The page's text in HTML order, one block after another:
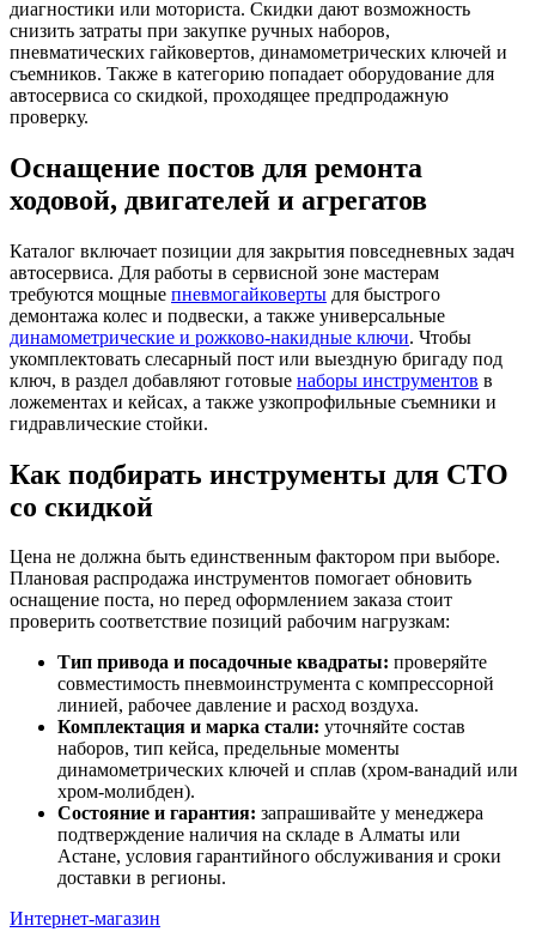
диагностики или моториста. Скидки дают возможность
снизить затраты при закупке ручных наборов,
пневматических гайковертов, динамометрических ключей и
съемников. Также в категорию попадает оборудование для
автосервиса со скидкой, проходящее предпродажную
проверку.
Оснащение постов для ремонта
ходовой, двигателей и агрегатов
Каталог включает позиции для закрытия повседневных задач
автосервиса. Для работы в сервисной зоне мастерам
требуются мощные пневмогайковерты для быстрого
демонтажа колес и подвески, а также универсальные
динамометрические и рожково-накидные ключи. Чтобы
укомплектовать слесарный пост или выездную бригаду под
ключ, в раздел добавляют готовые наборы инструментов в
ложементах и кейсах, а также узкопрофильные съемники и
гидравлические стойки.
Как подбирать инструменты для СТО
со скидкой
Цена не должна быть единственным фактором при выборе.
Плановая распродажа инструментов помогает обновить
оснащение поста, но перед оформлением заказа стоит
проверить соответствие позиций рабочим нагрузкам:
Тип привода и посадочные квадраты: проверяйте
совместимость пневмоинструмента с компрессорной
линией, рабочее давление и расход воздуха.
Комплектация и марка стали: уточняйте состав
наборов, тип кейса, предельные моменты
динамометрических ключей и сплав (хром-ванадий или
хром-молибден).
Состояние и гарантия: запрашивайте у менеджера
подтверждение наличия на складе в Алматы или
Астане, условия гарантийного обслуживания и сроки
доставки в регионы.
Интернет-магазин